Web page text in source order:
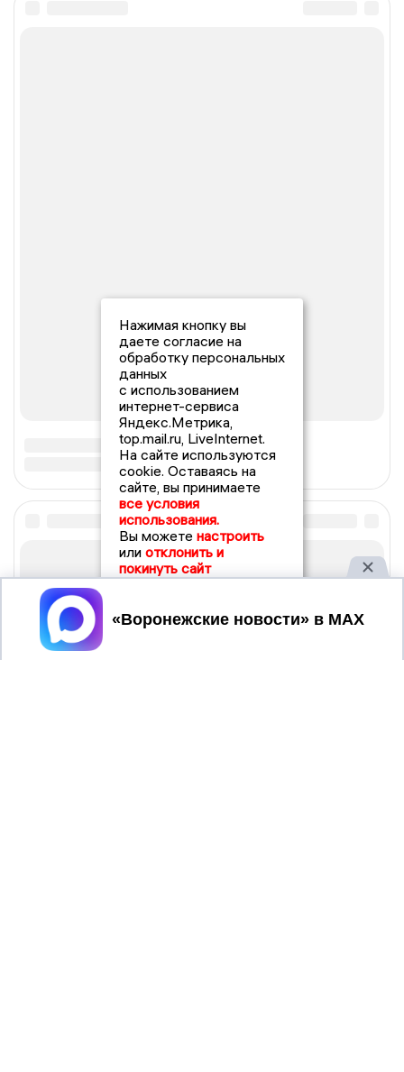
Нажимая кнопку вы
даете согласие на
обработку персональных
данных
с использованием
интернет-сервиса
Яндекс.Метрика,
top.mail.ru, LiveInternet.
На сайте используются
cookie. Оставаясь на
сайте, вы принимаете
все условия
использования.
Вы можете настроить
или отклонить и
покинуть сайт
Принять